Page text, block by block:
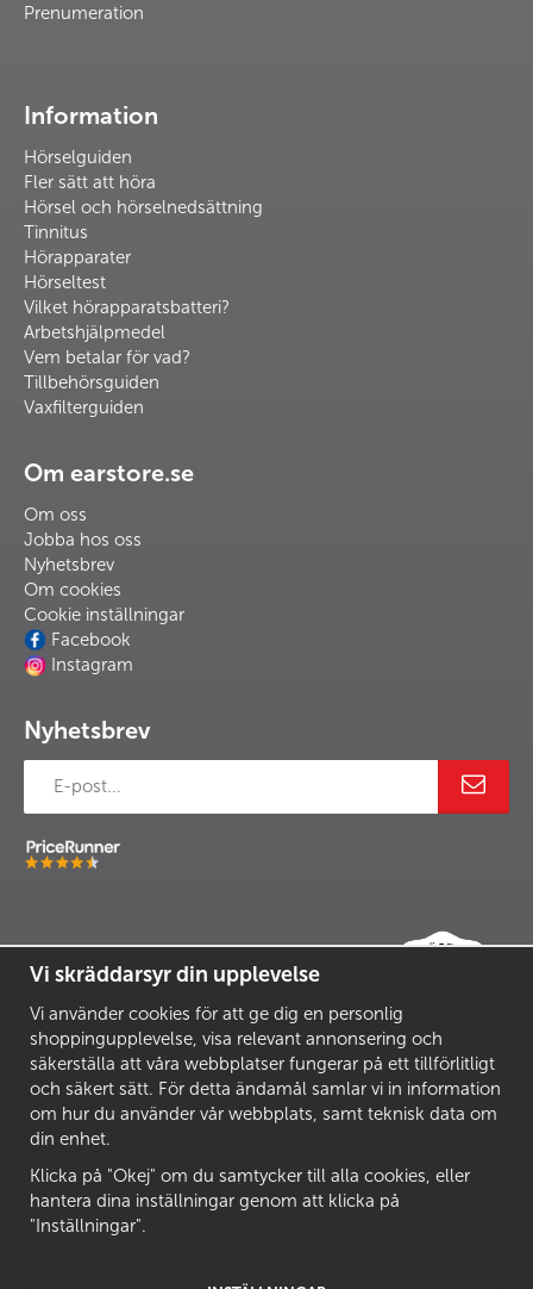
Prenumeration
Information
Hörselguiden
Fler sätt att höra
Hörsel och hörselnedsättning
Tinnitus
Hörapparater
Hörseltest
Vilket hörapparatsbatteri?
Arbetshjälpmedel
Vem betalar för vad?
Tillbehörsguiden
Vaxfilterguiden
Om earstore.se
Om oss
Jobba hos oss
Nyhetsbrev
Om cookies
Cookie inställningar
Facebook
Instagram
Nyhetsbrev
Vi skräddarsyr din upplevelse
Vi använder cookies för att ge dig en personlig
shoppingupplevelse, visa relevant annonsering och
säkerställa att våra webbplatser fungerar på ett tillförlitligt
och säkert sätt. För detta ändamål samlar vi in information
om hur du använder vår webbplats, samt teknisk data om
din enhet.
Klicka på "Okej" om du samtycker till alla cookies, eller
hantera dina inställningar genom att klicka på
"Inställningar".